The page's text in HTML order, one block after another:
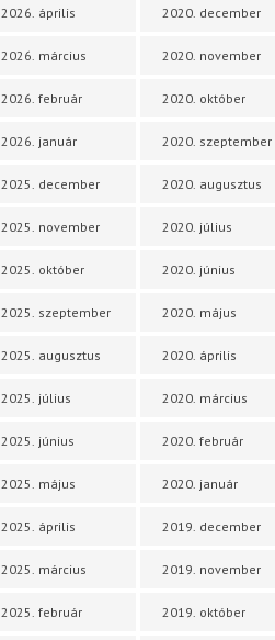
2026. április
2026. március
2026. február
2026. január
2025. december
2025. november
2025. október
2025. szeptember
2025. augusztus
2025. július
2025. június
2025. május
2025. április
2025. március
2025. február
2020. december
2020. november
2020. október
2020. szeptember
2020. augusztus
2020. július
2020. június
2020. május
2020. április
2020. március
2020. február
2020. január
2019. december
2019. november
2019. október